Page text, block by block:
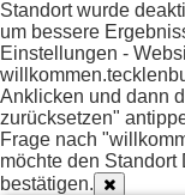
Standort wurde
um bessere
Einstellungen -
Anklicken und dann
zurücksetzen"
Frage nach
möchte den
bestätigen.